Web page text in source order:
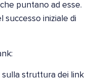
puntano ad esse.
successo iniziale di
sulla struttura dei link